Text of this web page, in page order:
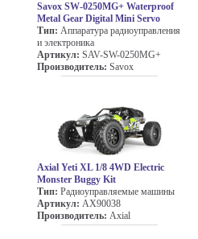
Savox SW-0250MG+ Waterproof
Metal Gear Digital Mini Servo
Тип: Аппаратура радиоуправления
и электроника
Артикул: SAV-SW-0250MG+
Производитель: Savox
Axial Yeti XL 1/8 4WD Electric
Monster Buggy Kit
Тип: Радиоуправляемые машины
Артикул: AX90038
Производитель: Axial